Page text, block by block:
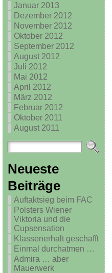
Januar 2013
Dezember 2012
November 2012
Oktober 2012
September 2012
August 2012
Juli 2012
Mai 2012
April 2012
März 2012
Februar 2012
Oktober 2011
August 2011
Neueste
Beiträge
Auftaktsieg beim FAC
Polsters Wiener
Viktoria und die
Cupsensation
Klassenerhalt geschafft
Einmal durchatmen …
Admira … aber
Mauerwerk